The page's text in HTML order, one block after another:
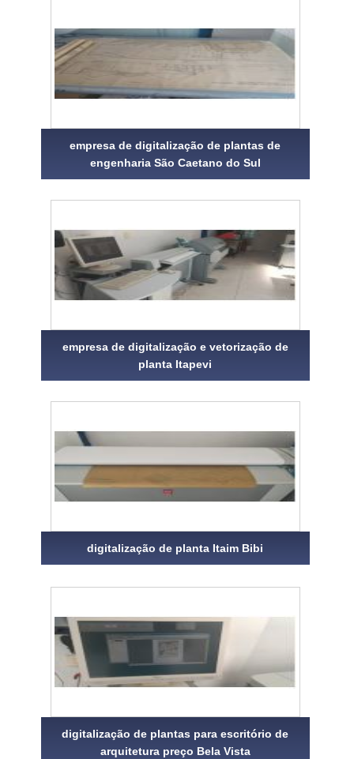
empresa de digitalização de plantas de
engenharia São Caetano do Sul
empresa de digitalização e vetorização de
planta Itapevi
digitalização de planta Itaim Bibi
digitalização de plantas para escritório de
arquitetura preço Bela Vista